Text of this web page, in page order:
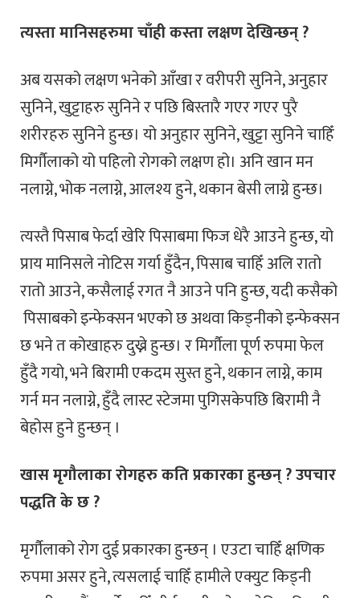
त्यस्ता मानिसहरुमा चाँही कस्ता लक्षण देखिन्छन् ?
अब यसको लक्षण भनेको आँखा र वरीपरी सुनिने, अनुहार
सुनिने, खुट्टाहरु सुनिने र पछि बिस्तारै गएर गएर पुरै
शरीरहरु सुनिने हुन्छ। यो अनुहार सुनिने, खुट्टा सुनिने चाहिँ
मिर्गौलाको यो पहिलो रोगको लक्षण हो। अनि खान मन
नलाग्ने, भोक नलाग्ने, आलश्य हुने, थकान बेसी लाग्ने हुन्छ।
त्यस्तै पिसाब फेर्दा खेरि पिसाबमा फिज धेरै आउने हुन्छ, यो
प्राय मानिसले नोटिस गर्या हुँदैन, पिसाब चाहिँ अलि रातो
रातो आउने, कसैलाई रगत नै आउने पनि हुन्छ, यदी कसैको
पिसाबको इन्फेक्सन भएको छ अथवा किड्नीको इन्फेक्सन
छ भने त कोखाहरु दुख्ने हुन्छ। र मिर्गौला पूर्ण रुपमा फेल
हुँदै गयो, भने बिरामी एकदम सुस्त हुने, थकान लाग्ने, काम
गर्न मन नलाग्ने, हुँदै लास्ट स्टेजमा पुगिसकेपछि बिरामी नै
बेहोस हुने हुन्छन् ।
खास मृगौलाका रोगहरु कति प्रकारका हुन्छन् ? उपचार
पद्धति के छ ?
मृर्गौलाको रोग दुई प्रकारका हुन्छन् । एउटा चाहिँ क्षणिक
रुपमा असर हुने, त्यसलाई चाहिँ हामीले एक्युट किड्नी